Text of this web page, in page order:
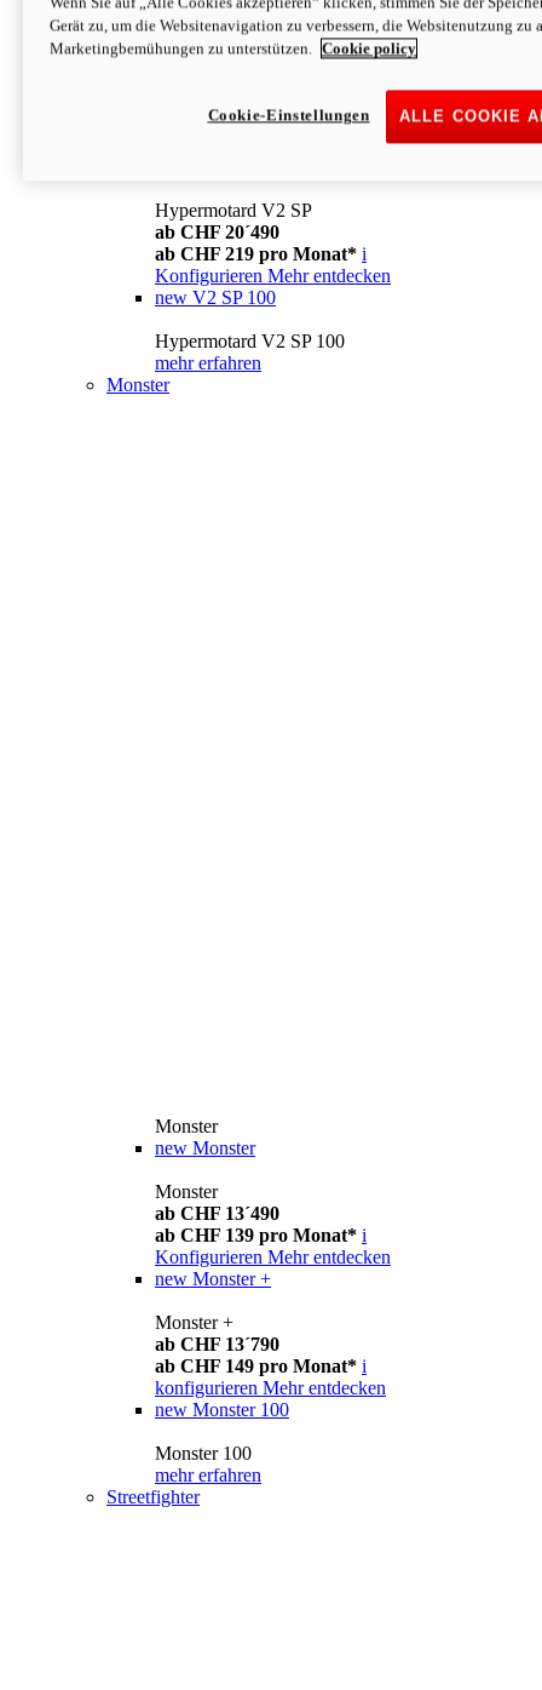
Konfigurieren Mehr entdecken
newV2
ab CHF 169 pro Monat* i
Mehr entdecken
Hypermotard V2 SP
ab CHF 20´490
ab CHF 219 pro Monat* i
Konfigurieren Mehr entdecken
new V2 SP 100
Hypermotard V2 SP 100
mehr erfahren
Monster
Monster
new Monster
Monster
ab CHF 13´490
ab CHF 139 pro Monat* i
Konfigurieren Mehr entdecken
new Monster +
Monster +
ab CHF 13´790
ab CHF 149 pro Monat* i
konfigurieren Mehr entdecken
new Monster 100
Monster 100
mehr erfahren
Streetfighter
Gerät zu, um die Websitenavigation zu verbessern, die Websitenutzung zu
Marketingbemühungen zu unterstützen.
Cookie policy
ALLE COOKIE
Cookie-Einstellungen